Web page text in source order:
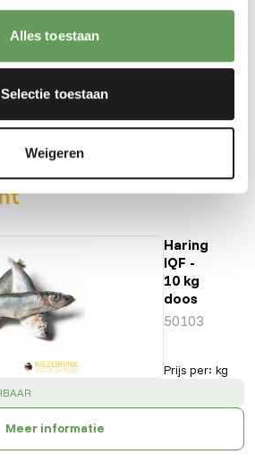
Alles toestaan
Selectie toestaan
Weigeren
Haring
IQF -
10 kg
doos
50103
Prijs per: kg
Meer informatie